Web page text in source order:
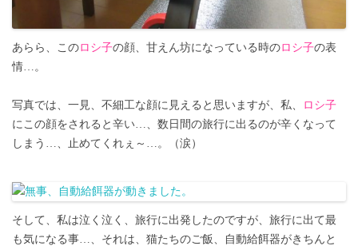
あらら、このロシ子の顔、甘えん坊になっている時のロシ子の表
情…。
写真では、一見、不細工な顔に見えると思いますが、私、
ロシ子
にこの顔をされると辛い…、数日間の旅行に出るのが辛くなって
しまう…、止めてくれぇ～…。（涙）
そして、私は泣く泣く、旅行に出発したのですが、旅行に出て最
も気になる事…、それは、猫たちのご飯、自動給餌器がきちんと